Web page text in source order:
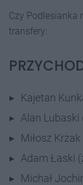
Czy Podlesianka
transfery:
Kajetan
Alan Lubaski
Miłosz
Adam Łaski
Michał